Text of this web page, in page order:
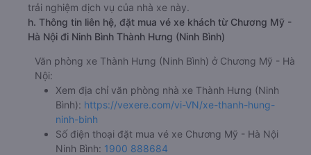
trải nghiệm dịch vụ của nhà xe này.
h. Thông tin liên hệ, đặt mua vé xe khách từ Chương Mỹ -
Hà Nội đi Ninh Bình Thành Hưng (Ninh Bình)
Văn phòng xe Thành Hưng (Ninh Bình) ở Chương Mỹ - Hà
Nội:
Xem địa chỉ văn phòng nhà xe Thành Hưng (Ninh
Bình): https://vexere.com/vi-VN/xe-thanh-hung-
ninh-binh
Số điện thoại đặt mua vé xe Chương Mỹ - Hà Nội
Ninh Bình: 1900 888684